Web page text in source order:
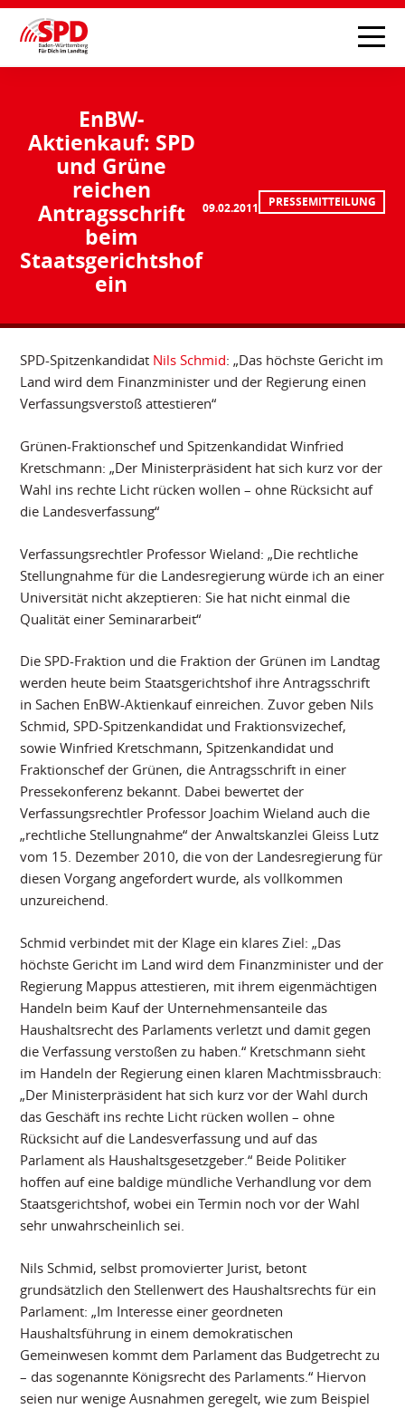
EnBW-
Aktienkauf: SPD
und Grüne
reichen
Antragsschrift
beim
Staatsgerichtshof
ein
09.02.2011 PRESSEMITTEILUNG
SPD-Spitzenkandidat Nils Schmid: „Das höchste Gericht im
Land wird dem Finanzminister und der Regierung einen
Verfassungsverstoß attestieren“
Grünen-Fraktionschef und Spitzenkandidat Winfried
Kretschmann: „Der Ministerpräsident hat sich kurz vor der
Wahl ins rechte Licht rücken wollen – ohne Rücksicht auf
die Landesverfassung“
Verfassungsrechtler Professor Wieland: „Die rechtliche
Stellungnahme für die Landesregierung würde ich an einer
Universität nicht akzeptieren: Sie hat nicht einmal die
Qualität einer Seminararbeit“
Die SPD-Fraktion und die Fraktion der Grünen im Landtag
werden heute beim Staatsgerichtshof ihre Antragsschrift
in Sachen EnBW-Aktienkauf einreichen. Zuvor geben Nils
Schmid, SPD-Spitzenkandidat und Fraktionsvizechef,
sowie Winfried Kretschmann, Spitzenkandidat und
Fraktionschef der Grünen, die Antragsschrift in einer
Pressekonferenz bekannt. Dabei bewertet der
Verfassungsrechtler Professor Joachim Wieland auch die
„rechtliche Stellungnahme“ der Anwaltskanzlei Gleiss Lutz
vom 15. Dezember 2010, die von der Landesregierung für
diesen Vorgang angefordert wurde, als vollkommen
unzureichend.
Schmid verbindet mit der Klage ein klares Ziel: „Das
höchste Gericht im Land wird dem Finanzminister und der
Regierung Mappus attestieren, mit ihrem eigenmächtigen
Handeln beim Kauf der Unternehmensanteile das
Haushaltsrecht des Parlaments verletzt und damit gegen
die Verfassung verstoßen zu haben.“ Kretschmann sieht
im Handeln der Regierung einen klaren Machtmissbrauch:
„Der Ministerpräsident hat sich kurz vor der Wahl durch
das Geschäft ins rechte Licht rücken wollen – ohne
Rücksicht auf die Landesverfassung und auf das
Parlament als Haushaltsgesetzgeber.“ Beide Politiker
hoffen auf eine baldige mündliche Verhandlung vor dem
Staatsgerichtshof, wobei ein Termin noch vor der Wahl
sehr unwahrscheinlich sei.
Nils Schmid, selbst promovierter Jurist, betont
grundsätzlich den Stellenwert des Haushaltsrechts für ein
Parlament: „Im Interesse einer geordneten
Haushaltsführung in einem demokratischen
Gemeinwesen kommt dem Parlament das Budgetrecht zu
– das sogenannte Königsrecht des Parlaments.“ Hiervon
seien nur wenige Ausnahmen geregelt, wie zum Beispiel